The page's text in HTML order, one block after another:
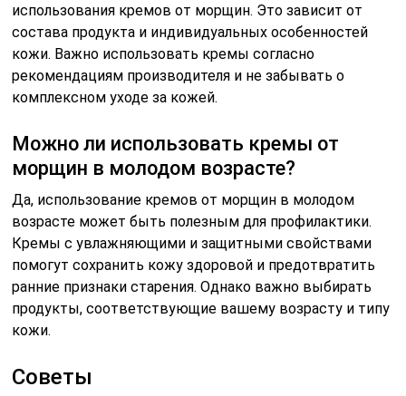
использования кремов от морщин. Это зависит от
состава продукта и индивидуальных особенностей
кожи. Важно использовать кремы согласно
рекомендациям производителя и не забывать о
комплексном уходе за кожей.
Можно ли использовать кремы от
морщин в молодом возрасте?
Да, использование кремов от морщин в молодом
возрасте может быть полезным для профилактики.
Кремы с увлажняющими и защитными свойствами
помогут сохранить кожу здоровой и предотвратить
ранние признаки старения. Однако важно выбирать
продукты, соответствующие вашему возрасту и типу
кожи.
Советы